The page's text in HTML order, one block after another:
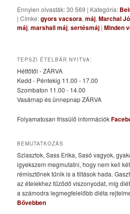
Ennyien olvasták: 30 569 | Kategória:
|Címke:gyors vacsora,máj,Marchal
máj,marshall máj,sertésmáj |Minden
TEPSZI ÉTELBÁR NYITVA:
Hétfőtől - ZÁRVA
Kedd - Péntekig 11.00 - 17.00
Szombaton 11.00 - 14.00
Vasárnap és ünnepnap ZÁRVA
Folyamatosan frissülő információk
BEMUTATKOZÁS
Sziasztok, Sass Erika, Sasó vagyok,
igyekszem megmutatni, hogy nem kell
rémisztőnek tűnik is a tiltások hada.
az ételekhez fűződő viszonyodat, míg
a számodra legmegfelelőbb diéta
Bővebben